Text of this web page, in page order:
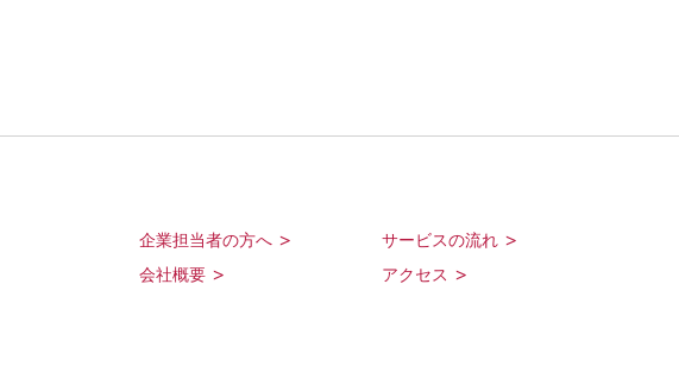
企業担当者の方へ >
サービスの流れ >
会社概要 > アクセス >